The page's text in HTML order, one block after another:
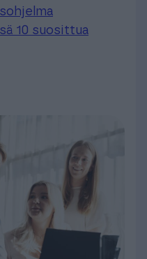
10 suosittua